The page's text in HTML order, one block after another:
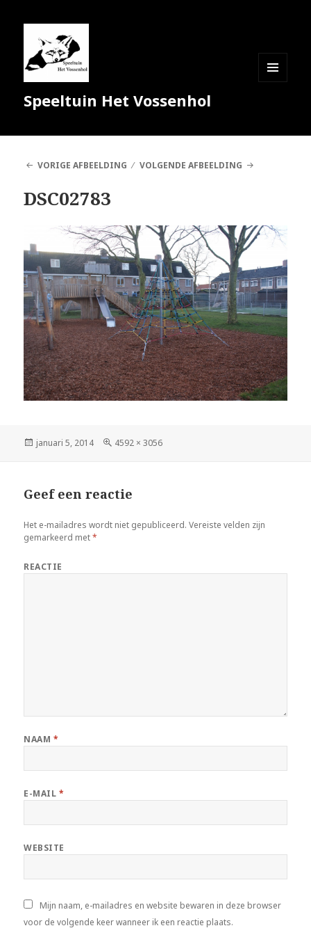
Speeltuin Het Vossenhol
VORIGE AFBEELDING VOLGENDE AFBEELDING
DSC02783
Geplaatst
januari 5, 2014
Volledige
4592 × 3056
Geef een reactie
Het e-mailadres wordt niet gepubliceerd. Vereiste velden zijn
gemarkeerd met*
REACTIE
NAAM *
E-MAIL *
WEBSITE
Mijn naam, e-mailadres en website bewaren in deze browser
voor de volgende keer wanneer ik een reactie plaats.